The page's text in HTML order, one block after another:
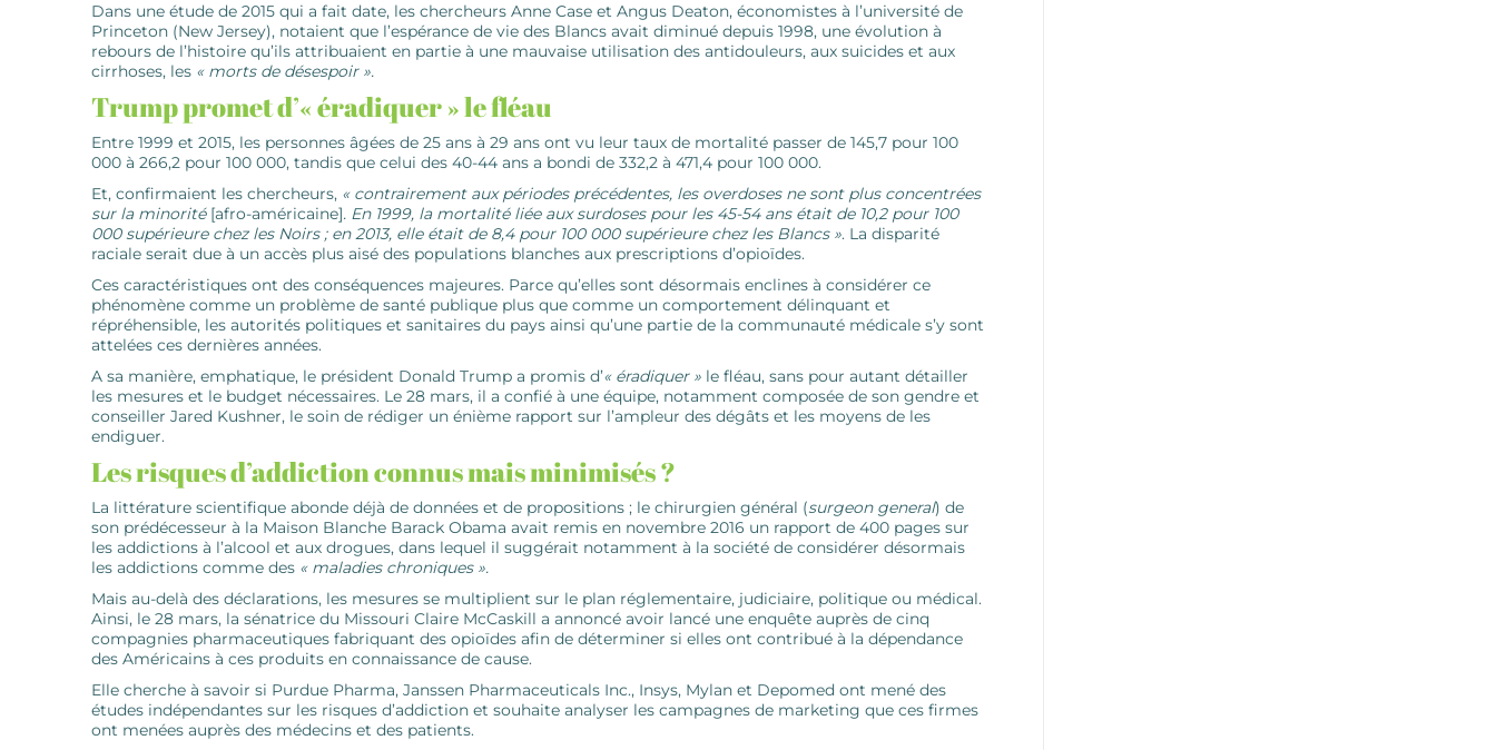
Dans une étude de 2015 qui a fait date, les chercheurs Anne Case et Angus Deaton, économistes à l’université de
Princeton (New Jersey), ­notaient que l’espérance de vie des Blancs avait diminué depuis 1998, une évolution à
rebours de l’histoire qu’ils attribuaient en partie à une mauvaise utilisation des antidouleurs, aux suicides et aux
cirrhoses, les « morts de désespoir ».
Trump promet d’« éradiquer » le fléau
Entre 1999 et 2015, les personnes âgées de 25 ans à 29 ans ont vu leur taux de mortalité passer de 145,7 pour 100
000 à 266,2 pour 100 000, tandis que celui des 40-44 ans a bondi de 332,2 à 471,4 pour 100 000.
Et, confirmaient les chercheurs, « contrairement aux périodes précédentes, les overdoses ne sont plus concentrées
sur la minorité [afro-américaine]. En 1999, la mortalité liée aux surdoses pour les 45-54 ans était de 10,2 pour 100
000 supérieure chez les Noirs ; en 2013, elle était de 8,4 pour 100 000 supérieure chez les Blancs ». La disparité
raciale ­serait due à un accès plus aisé des populations blanches aux prescriptions d’opioïdes.
Ces caractéristiques ont des conséquences ­majeures. Parce qu’elles sont désormais enclines à considérer ce
phénomène comme un problème de santé publique plus que comme un comportement délinquant et
répréhensible, les autorités politiques et sanitaires du pays ainsi qu’une partie de la communauté médicale s’y sont
attelées ces dernières années.
A sa manière, emphatique, le président Donald Trump a promis d’« éradiquer » le fléau, sans pour autant détailler
les mesures et le budget ­nécessaires. Le 28 mars, il a confié à une équipe, ­notamment composée de son gendre et
­conseiller Jared Kushner, le soin de rédiger un énième rapport sur l’ampleur des dégâts et les moyens de les
endiguer.
Les risques d’addiction connus mais minimisés ?
La littérature scientifique abonde déjà de données et de propositions ; le chirurgien général (surgeon general) de
son prédécesseur à la Maison Blanche Barack Obama avait remis en novembre 2016 un rapport de 400 pages sur
les addictions à l’alcool et aux drogues, dans lequel il suggérait notamment à la société de considérer désormais
les ­addictions comme des « maladies chroniques ».
Mais au-delà des déclarations, les mesures se multiplient sur le plan réglementaire, judiciaire, politique ou médical.
Ainsi, le 28 mars, la sénatrice du Missouri Claire McCaskill a ­annoncé avoir lancé une enquête auprès de cinq
compagnies pharmaceutiques fabriquant des opioïdes afin de déterminer si elles ont ­contribué à la dépendance
des Américains à ces produits en connaissance de cause.
Elle cherche à savoir si Purdue Pharma, Janssen Pharmaceuticals Inc., Insys, Mylan et Depomed ont mené des
études indépendantes sur les risques d’addiction et souhaite analyser les campagnes de marketing que ces firmes
ont menées auprès des médecins et des patients.